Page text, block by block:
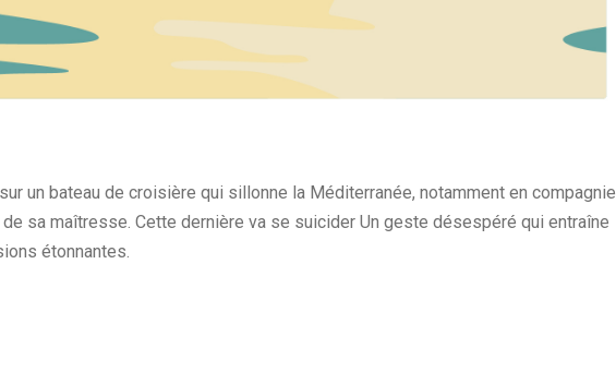
un bateau de croisière qui sillonne la Méditerranée, notamment en compagnie
de sa maîtresse. Cette dernière va se suicider Un geste désespéré qui entraîne
étonnantes.